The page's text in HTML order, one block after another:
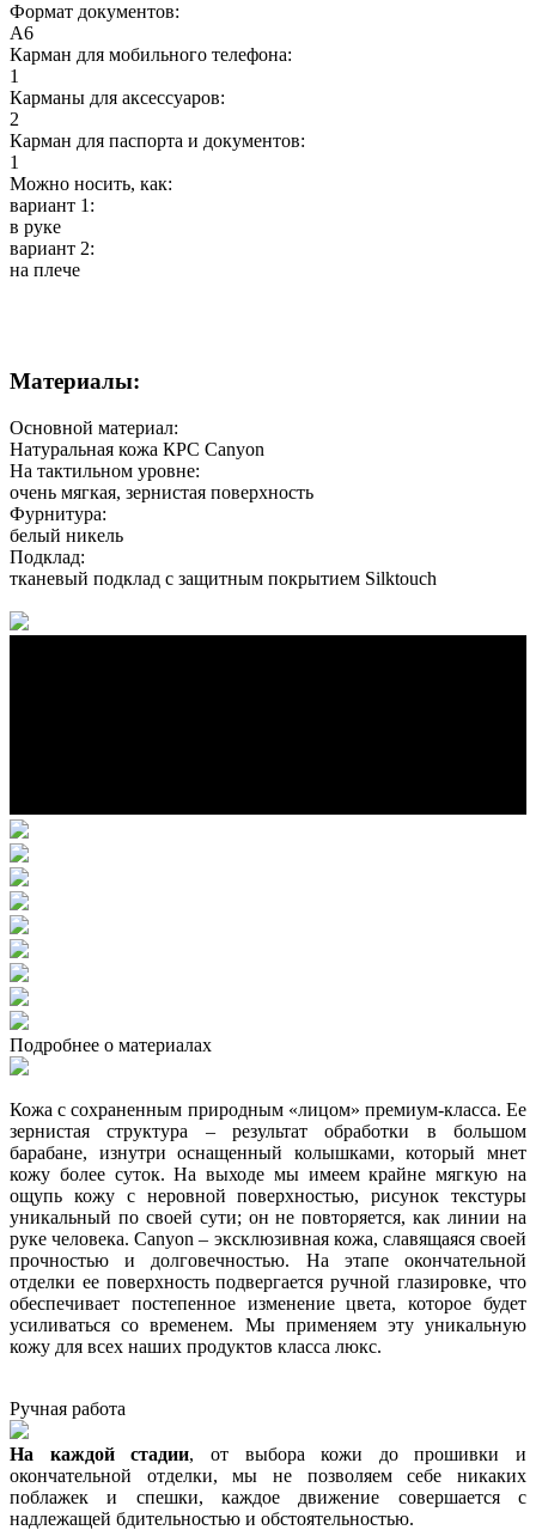
Формат документов:
А6
Карман для мобильного телефона:
1
Карманы для аксессуаров:
2
Карман для паспорта и документов:
1
Можно носить, как:
вариант 1:
в руке
вариант 2:
на плече
Материалы:
Основной материал:
Натуральная кожа КРС Canyon
На тактильном уровне:
очень мягкая, зернистая поверхность
Фурнитура:
белый никель
Подклад:
тканевый подклад с защитным покрытием Silktouch
Подробнее о материалах
Кожа с сохраненным природным «лицом» премиум-класса. Ее
зернистая структура – результат обработки в большом
барабане, изнутри оснащенный колышками, который мнет
кожу более суток. На выходе мы имеем крайне мягкую на
ощупь кожу с неровной поверхностью, рисунок текстуры
уникальный по своей сути; он не повторяется, как линии на
руке человека. Canyon – эксклюзивная кожа, славящаяся своей
прочностью и долговечностью. На этапе окончательной
отделки ее поверхность подвергается ручной глазировке, что
обеспечивает постепенное изменение цвета, которое будет
усиливаться со временем. Мы применяем эту уникальную
кожу для всех наших продуктов класса люкс.
Ручная работа
На каждой стадии, от выбора кожи до прошивки и
окончательной отделки, мы не позволяем себе никаких
поблажек и спешки, каждое движение совершается с
надлежащей бдительностью и обстоятельностью.